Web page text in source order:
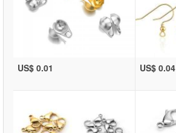
US$ 0.01 US$ 0.04